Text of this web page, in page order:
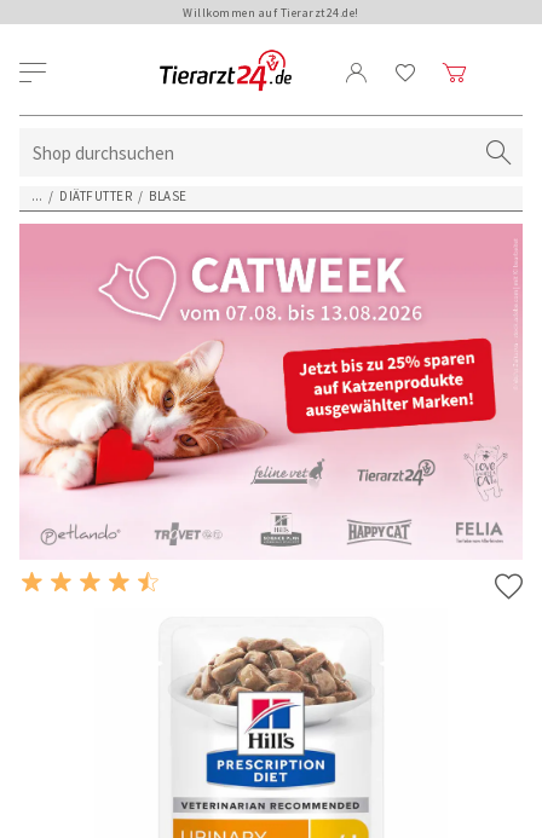
Willkommen auf Tierarzt24.de!
... / DIÄTFUTTER / BLASE